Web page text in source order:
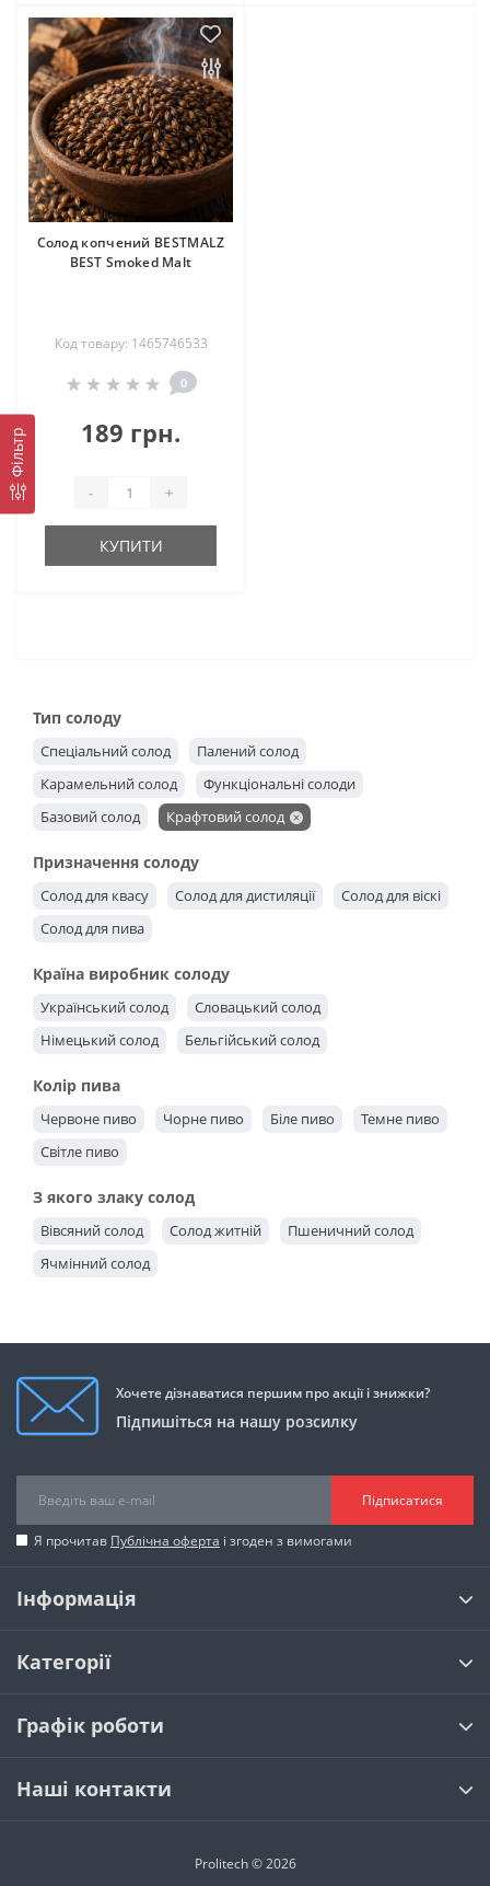
Фільтр
Солод копчений BESTMALZ
BEST Smoked Malt
Код товару: 1465746533
0
189 грн.
- +
КУПИТИ
Тип солоду
Спеціальний солод
Палений солод
Карамельний солод
Функціональні солоди
Базовий солод
Крафтовий солод
Призначення солоду
Солод для квасу Солод для дистиляції
Солод для віскі
Солод для пива
Країна виробник солоду
Український солод
Словацький солод
Німецький солод
Бельгійський солод
Колір пива
Червоне пиво Чорне пиво Біле пиво
Темне пиво
Світле пиво
З якого злаку солод
Вівсяний солод Солод житній
Пшеничний солод
Ячмінний солод
Хочете дізнаватися першим про акції і знижки?
Підпишіться на нашу розсилку
Підписатися
Я прочитав Публічна оферта і згоден з вимогами
Інформація
Категорії
Графік роботи
Наші контакти
Prolitech © 2026